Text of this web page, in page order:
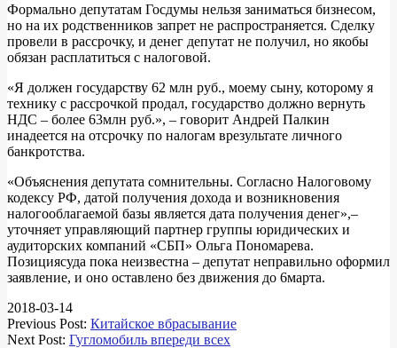
Формально депутатам Госдумы нельзя заниматься бизнесом,
но на их родственников запрет не распространяется. Сделку
провели в рассрочку, и денег депутат не получил, но якобы
обязан расплатиться с налоговой.
«Я должен государству 62 млн руб., моему сыну, которому я
технику с рассрочкой продал, государство должно вернуть
НДС – более 63млн руб.», – говорит Андрей Палкин
инадеется на отсрочку по налогам врезультате личного
банкротства.
«Объяснения депутата сомнительны. Согласно Налоговому
кодексу РФ, датой получения дохода и возникновения
налогооблагаемой базы является дата получения денег»,–
уточняет управляющий партнер группы юридических и
аудиторских компаний «СБП» Ольга Пономарева.
Позициясуда пока неизвестна – депутат неправильно оформил
заявление, и оно оставлено без движения до 6марта.
2018-03-14
Previous Post: Китайское вбрасывание
Next Post: Гугломобиль впереди всех